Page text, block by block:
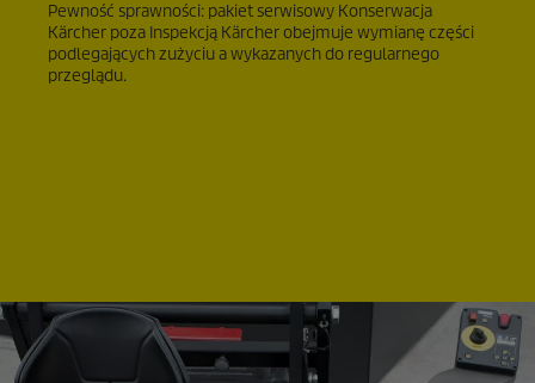
Pewność sprawności: pakiet serwisowy Konserwacja
Kärcher poza Inspekcją Kärcher obejmuje wymianę części
podlegających zużyciu a wykazanych do regularnego
przeglądu.